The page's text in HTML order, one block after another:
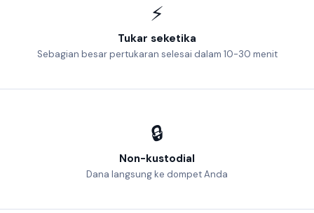
⚡
Tukar seketika
Sebagian besar pertukaran selesai dalam 10-30 menit
🔒
Non-kustodial
Dana langsung ke dompet Anda